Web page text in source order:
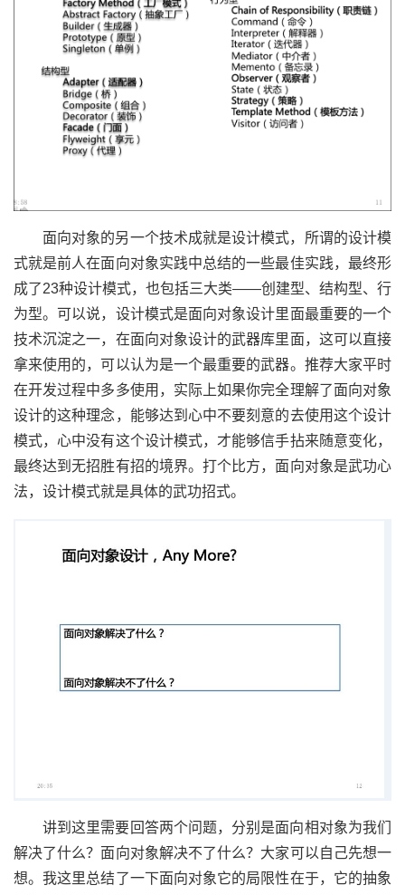
面向对象的另一个技术成就是设计模式，所谓的设计模
式就是前人在面向对象实践中总结的一些最佳实践，最终形
成了23种设计模式，也包括三大类——创建型、结构型、行
为型。可以说，设计模式是面向对象设计里面最重要的一个
技术沉淀之一，在面向对象设计的武器库里面，这可以直接
拿来使用的，可以认为是一个最重要的武器。推荐大家平时
在开发过程中多多使用，实际上如果你完全理解了面向对象
设计的这种理念，能够达到心中不要刻意的去使用这个设计
模式，心中没有这个设计模式，才能够信手拈来随意变化，
最终达到无招胜有招的境界。打个比方，面向对象是武功心
法，设计模式就是具体的武功招式。
讲到这里需要回答两个问题，分别是面向相对象为我们
解决了什么？面向对象解决不了什么？大家可以自己先想一
想。我这里总结了一下面向对象它的局限性在于，它的抽象